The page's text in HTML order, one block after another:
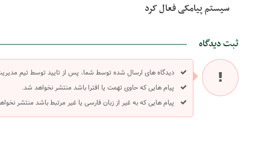
سیستم پیامکی فعال کرد
ثبت دیدگاه
دیدگاه های ارسال شده توسط شما، پس از تایید توسط تیم
پیام هایی که حاوی تهمت یا افترا باشد منتشر نخواهد شد.
پیام هایی که به غیر از زبان فارسی یا غیر مرتبط باشد منتشر